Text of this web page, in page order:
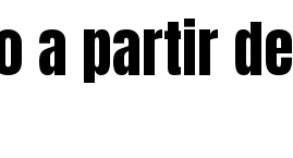
a partir de